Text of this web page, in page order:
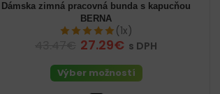
dámske 44 (L)
Dámska zimná pracovná bunda s kapucňou
BERNA
(1x)
27.29€ s DPH
Výber možností